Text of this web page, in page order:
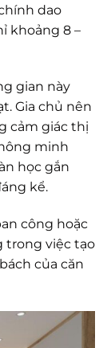
dao
khoảng 8 –
gian này
Gia chủ nên
cảm giác thị
minh
học gắn
kể.
công hoặc
trong việc tạo
của căn